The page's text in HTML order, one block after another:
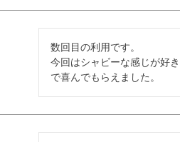
数回目の利用です。
今回はシャビーな感じが好
で喜んでもらえました。